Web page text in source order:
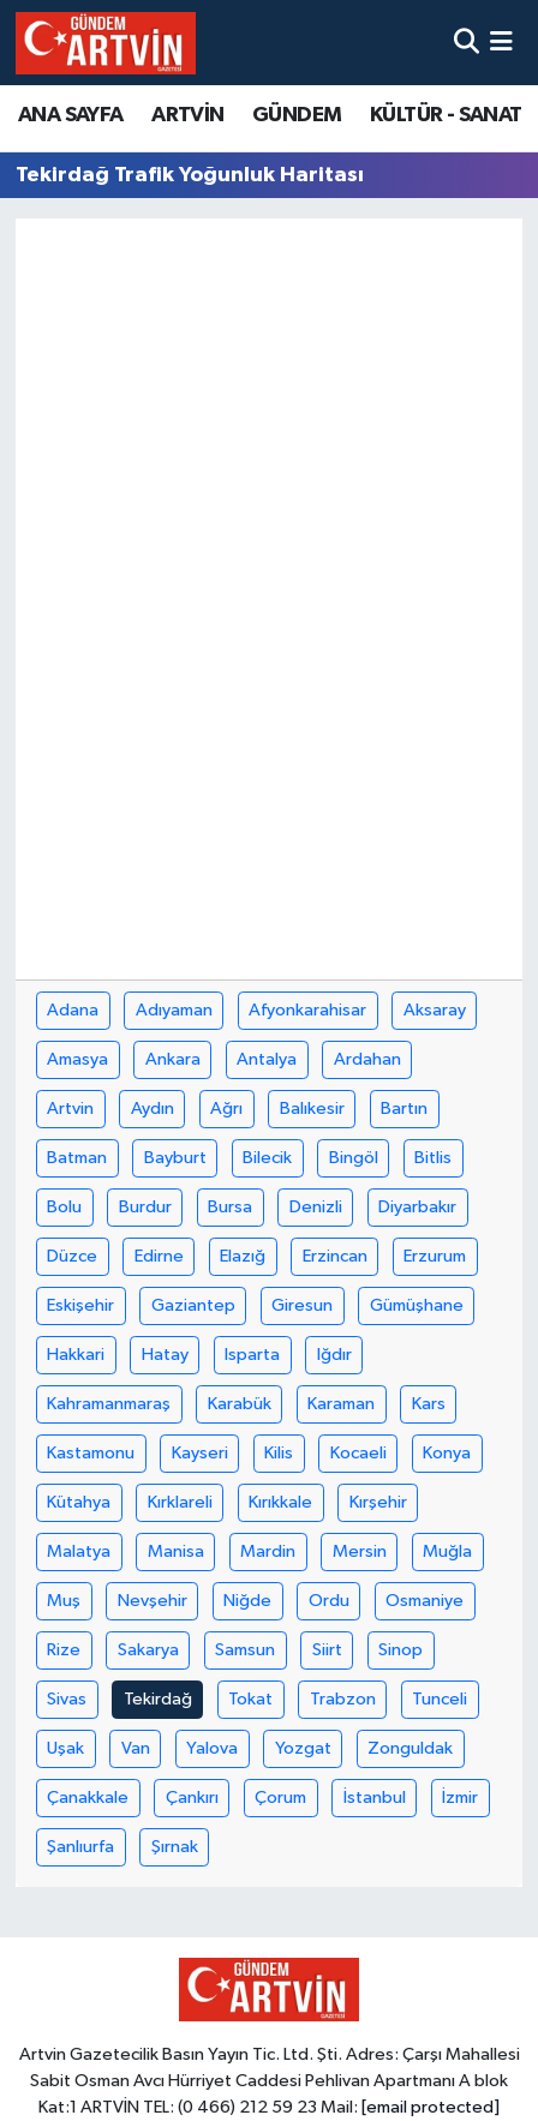
ANA SAYFA ARTVİN GÜNDEM KÜLTÜR - SANAT
Tekirdağ Trafik Yoğunluk Haritası
Adana Adıyaman Afyonkarahisar Aksaray
Amasya Ankara Antalya Ardahan
Artvin Aydın Ağrı Balıkesir Bartın
Batman Bayburt Bilecik Bingöl Bitlis
Bolu Burdur Bursa Denizli Diyarbakır
Düzce Edirne Elazığ Erzincan Erzurum
Eskişehir Gaziantep Giresun Gümüşhane
Hakkari Hatay Isparta Iğdır
Kahramanmaraş Karabük Karaman Kars
Kastamonu Kayseri Kilis Kocaeli Konya
Kütahya Kırklareli Kırıkkale Kırşehir
Malatya Manisa Mardin Mersin Muğla
Muş Nevşehir Niğde Ordu Osmaniye
Rize Sakarya Samsun Siirt Sinop
Sivas Tekirdağ Tokat Trabzon Tunceli
Uşak Van Yalova Yozgat Zonguldak
Çanakkale Çankırı Çorum İstanbul İzmir
Şanlıurfa Şırnak
Artvin Gazetecilik Basın Yayın Tic. Ltd. Şti. Adres: Çarşı Mahallesi
Sabit Osman Avcı Hürriyet Caddesi Pehlivan Apartmanı A blok
Kat:1 ARTVİN TEL: (0 466) 212 59 23 Mail: [email protected]